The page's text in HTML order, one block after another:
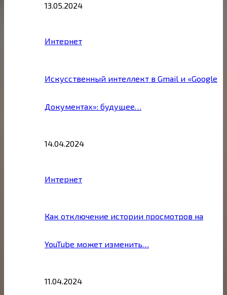
13.05.2024
Интернет
Искусственный интеллект в Gmail и «Google
Документах»: будущее…
14.04.2024
Интернет
Как отключение истории просмотров на
YouTube может изменить…
11.04.2024